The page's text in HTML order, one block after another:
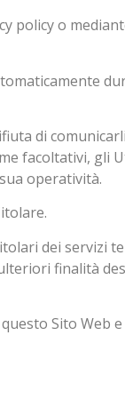
policy o
di
facoltativi, gli
operatività.
dei servizi
finalità
Sito Web